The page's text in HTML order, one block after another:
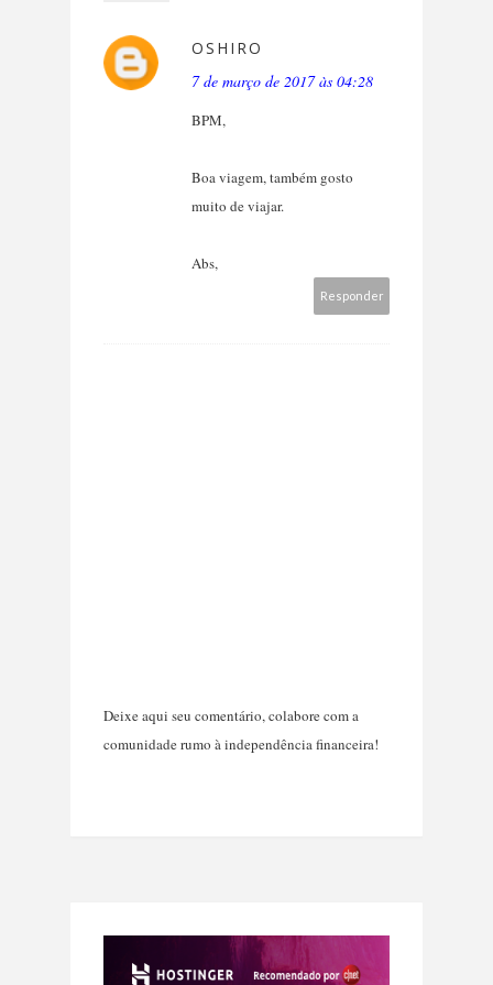
OSHIRO
7 de março de 2017 às 04:28
BPM,
Boa viagem, também gosto
muito de viajar.
Abs,
Responder
Deixe aqui seu comentário, colabore com a
comunidade rumo à independência financeira!